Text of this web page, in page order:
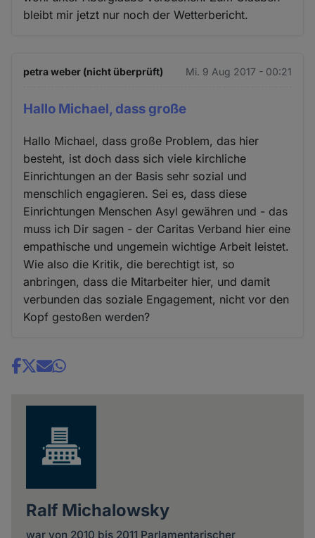
bleibt mir jetzt nur noch der Wetterbericht.
petra weber (nicht überprüft) Mi. 9 Aug 2017 - 00:21
Hallo Michael, dass große
Hallo Michael, dass große Problem, das hier
besteht, ist doch dass sich viele kirchliche
Einrichtungen an der Basis sehr sozial und
menschlich engagieren. Sei es, dass diese
Einrichtungen Menschen Asyl gewähren und - das
muss ich Dir sagen - der Caritas Verband hier eine
empathische und ungemein wichtige Arbeit leistet.
Wie also die Kritik, die berechtigt ist, so
anbringen, dass die Mitarbeiter hier, und damit
verbunden das soziale Engagement, nicht vor den
Kopf gestoßen werden?
Share
Ralf Michalowsky
war von 2010 bis 2011 Parlamentarischer